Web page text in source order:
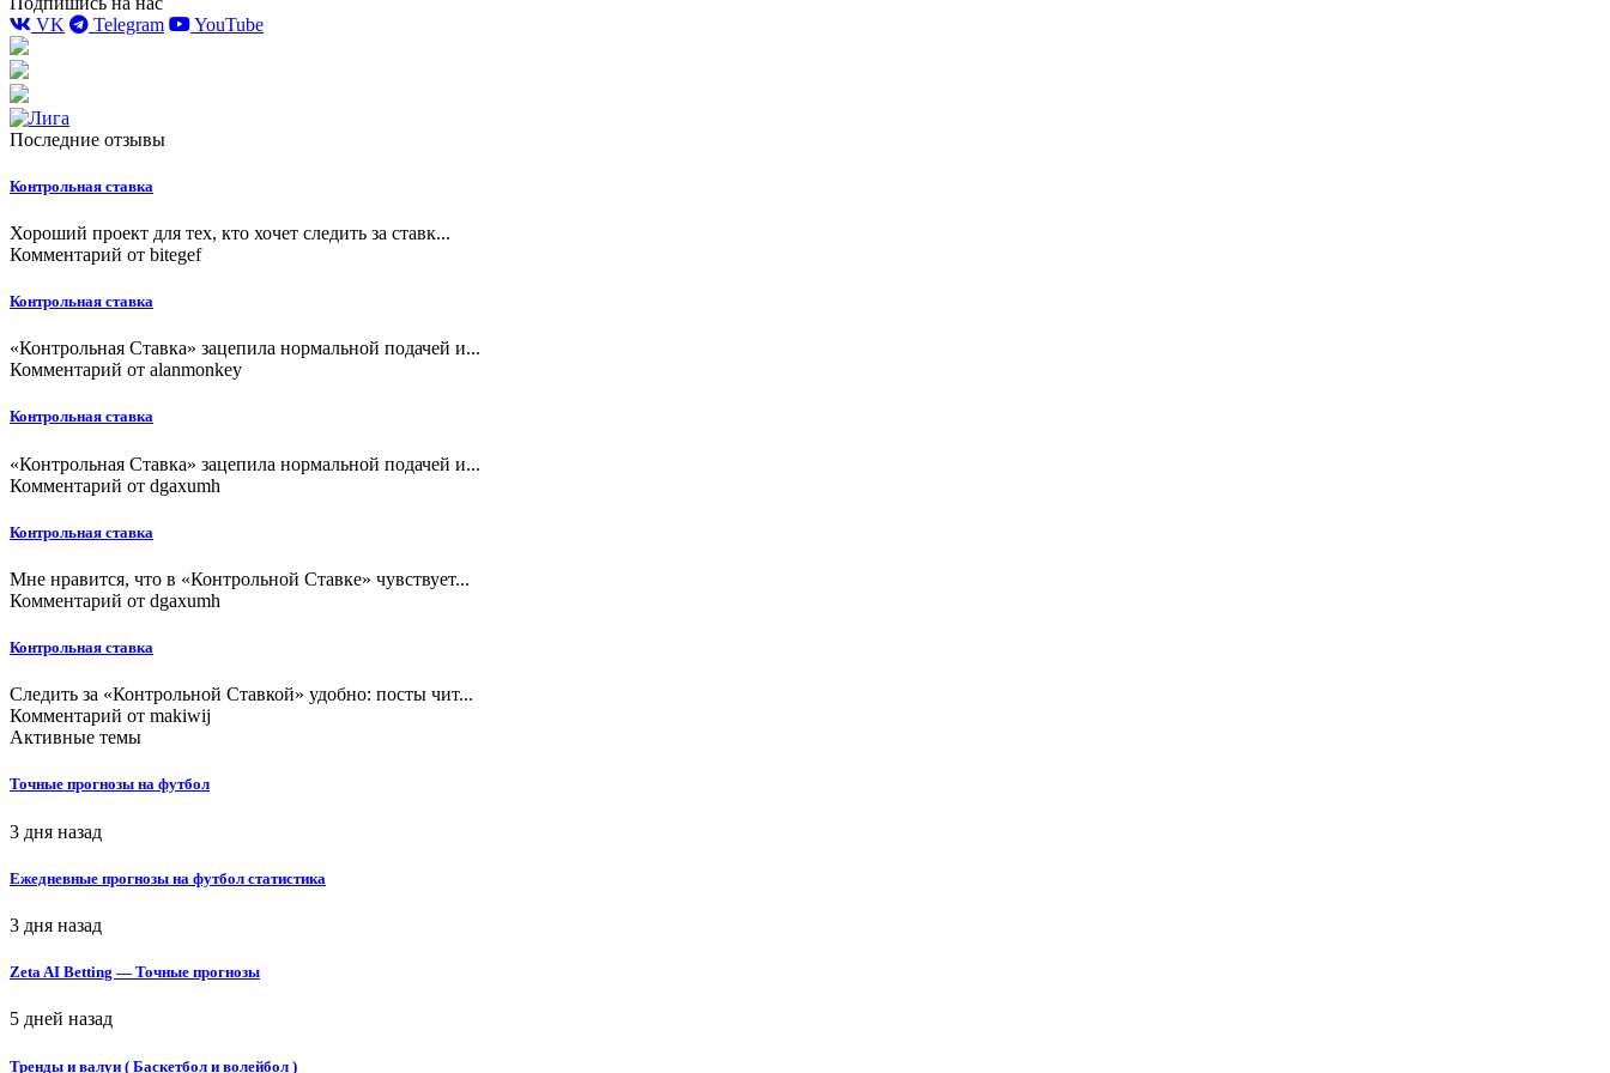
VK
Telegram YouTube
Последние отзывы
Контрольная ставка
Хороший проект для тех, кто хочет следить за ставк...
Комментарий от bitegef
Контрольная ставка
«Контрольная Ставка» зацепила нормальной подачей и...
Комментарий от alanmonkey
Контрольная ставка
«Контрольная Ставка» зацепила нормальной подачей и...
Комментарий от dgaxumh
Контрольная ставка
Мне нравится, что в «Контрольной Ставке» чувствует...
Комментарий от dgaxumh
Контрольная ставка
Следить за «Контрольной Ставкой» удобно: посты чит...
Комментарий от makiwij
Активные темы
Точные прогнозы на футбол
3 дня назад
Ежедневные прогнозы на футбол статистика
3 дня назад
Zeta AI Betting — Точные прогнозы
5 дней назад
Тренды и валуи ( Баскетбол и волейбол )